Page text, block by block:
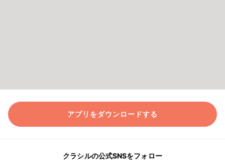
アプリをダウンロードする
クラシルの公式SNSをフォロー